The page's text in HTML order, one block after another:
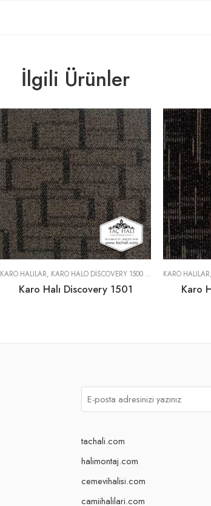
İlgili Ürünler
KARO HALILAR, KARO HALO DISCOVERY 1500 SERISI
Karo Halı Discovery 1501
KARO HALILAR
Karo
tachali.com
halimontaj.com
cemevihalisi.com
camiihalilari.com